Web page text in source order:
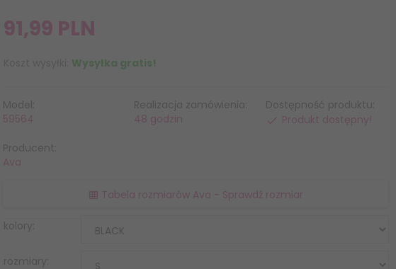
91,99 PLN
Wysyłka gratis!
Model:
59564
Realizacja zamówienia:
48 godzin
Dostępność produktu:
Produkt dostępny!
Producent:
Ava
Tabela rozmiarów Ava - Sprawdź rozmiar
kolory:
rozmiary: